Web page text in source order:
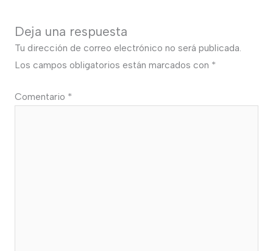
Deja una respuesta
Tu dirección de correo electrónico no será publicada.
Los campos obligatorios están marcados con *
Comentario *